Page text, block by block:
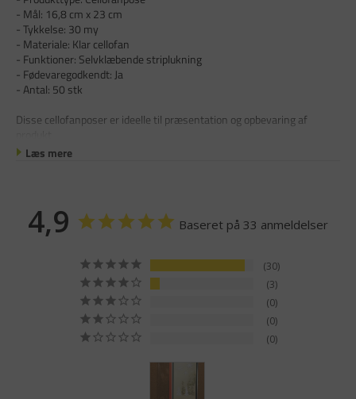
- Mål: 16,8 cm x 23 cm
- Tykkelse: 30 my
- Materiale: Klar cellofan
- Funktioner: Selvklæbende striplukning
- Fødevaregodkendt: Ja
- Antal: 50 stk
Disse cellofanposer er ideelle til præsentation og opbevaring af
Læs mere
4,9 Baseret på 33 anmeldelser
30
3
0
0
0